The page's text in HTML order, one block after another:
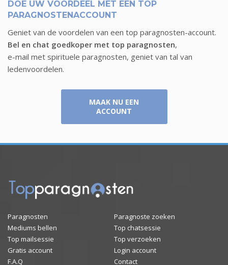
DOE UW VOORDEEL MET EEN TOP
PARAGNOSTENACCOUNT
Geniet van de voordelen van een top paragnosten-account.
Bel en chat goedkoper met top paragnosten,
e-mail met spirituele paragnosten, geniet van tal van
ledenvoordelen.
MAAK NU EEN
ACCOUNT
Paragnosten
Paragnoste zoeken
Mediums bellen
Top chatsessie
Top mailsessie
Top verzoeken
Gratis account
Login account
F.A.Q
Contact